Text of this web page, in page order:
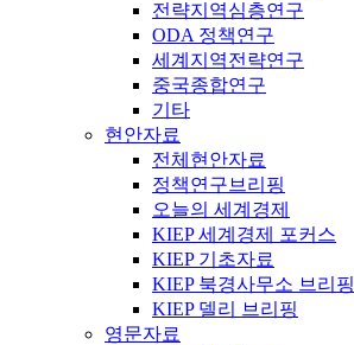
전략지역심층연구
ODA 정책연구
세계지역전략연구
중국종합연구
기타
현안자료
전체현안자료
정책연구브리핑
오늘의 세계경제
KIEP 세계경제 포커스
KIEP 기초자료
KIEP 북경사무소 브리핑
KIEP 델리 브리핑
영문자료